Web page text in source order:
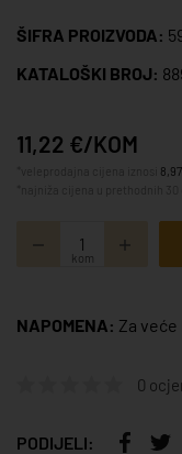
ŠIFRA PROIZVODA:
KATALOŠKI BROJ:
11,22 €/KOM
kom
NAPOMENA: Za
0
PODIJELI: